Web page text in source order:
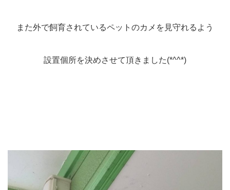
また外で飼育されているペットのカメを見守れるよう
設置個所を決めさせて頂きました(*^^*)